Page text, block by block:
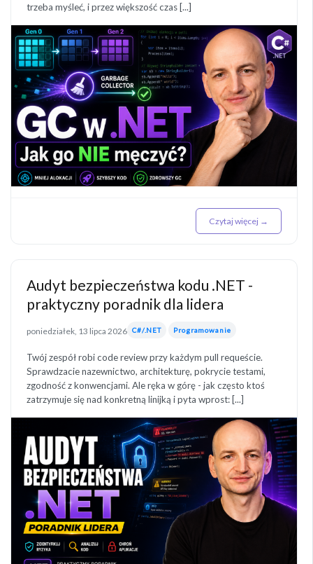
trzeba myśleć, i przez większość czas [...]
Czytaj więcej →
Audyt bezpieczeństwa kodu .NET -
praktyczny poradnik dla lidera
poniedziałek, 13 lipca 2026 C#/.NET Programowanie
Twój zespół robi code review przy każdym pull requeście.
Sprawdzacie nazewnictwo, architekturę, pokrycie testami,
zgodność z konwencjami. Ale ręka w górę - jak często ktoś
zatrzymuje się nad konkretną linijką i pyta wprost: [...]